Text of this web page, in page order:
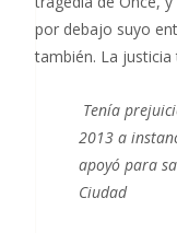
por debajo suyo
también. La justicia
Tenía
2013 a
apoyó para
Ciudad